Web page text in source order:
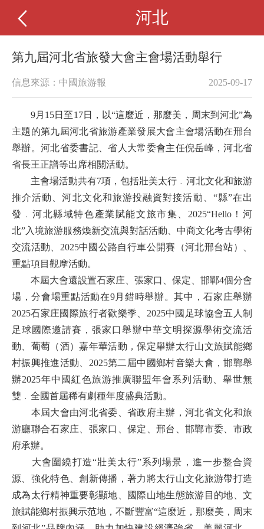
河北
第九屆河北省旅發大會主會場活動舉行
信息來源：中國旅游報 2025-09-17
9月15日至17日，以“這麼近，那麼美，周末到河北”為
主題的第九屆河北省旅游產業發展大會主會場活動在邢台
舉辦。河北省委書記、省人大常委會主任倪岳峰，河北省
省長王正譜等出席相關活動。
主會場活動共有7項，包括壯美太行﹒河北文化和旅游
推介活動、河北文化和旅游投融資對接活動、“縣”在出
發﹒河北縣域特色產業賦能文旅市集、2025“Hello！河
北”入境旅游服務煥新交流與對話活動、中商文化考古學術
交流活動、2025中國公路自行車公開賽（河北邢台站）、
重點項目觀摩活動。
本屆大會還設置石家庄、張家口、保定、邯鄲4個分會
場，分會場重點活動在9月錯時舉辦。其中，石家庄舉辦
2025石家庄國際旅行者歡樂季、2025中國足球協會五人制
足球國際邀請賽，張家口舉辦中華文明探源學術交流活
動、葡萄（酒）嘉年華活動，保定舉辦太行山文旅賦能鄉
村振興推進活動、2025第二屆中國鄉村音樂大會，邯鄲舉
辦2025年中國紅色旅游推廣聯盟年會系列活動、舉世無
雙﹒全國首屆稀有劇種年度盛典活動。
本屆大會由河北省委、省政府主辦，河北省文化和旅
游廳聯合石家庄、張家口、保定、邢台、邯鄲市委、市政
府承辦。
大會圍繞打造“壯美太行”系列場景，進一步整合資
源、強化特色、創新傳播，著力將太行山文化旅游帶打造
成為太行精神重要彰顯地、國際山地生態旅游目的地、文
旅賦能鄉村振興示范地，不斷豐富“這麼近，那麼美，周末